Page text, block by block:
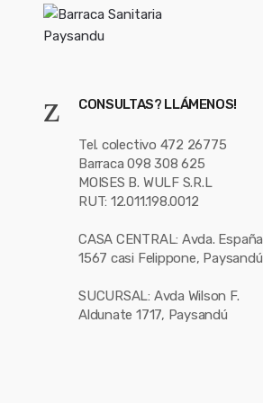
CONSULTAS? LLÁMENOS!
Tel. colectivo 472 26775
Barraca 098 308 625
MOISES B. WULF S.R.L
RUT: 12.011.198.0012
CASA CENTRAL: Avda. España
1567 casi Felippone, Paysandú
SUCURSAL: Avda Wilson F.
Aldunate 1717, Paysandú